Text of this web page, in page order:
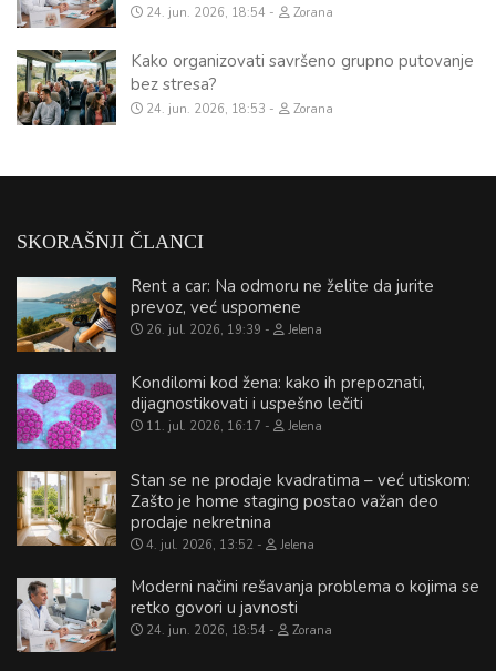
24. jun. 2026, 18:54 Zorana
Kako organizovati savršeno grupno putovanje
bez stresa?
24. jun. 2026, 18:53 Zorana
SKORAŠNJI ČLANCI
Rent a car: Na odmoru ne želite da jurite
prevoz, već uspomene
26. jul. 2026, 19:39 Jelena
Kondilomi kod žena: kako ih prepoznati,
dijagnostikovati i uspešno lečiti
11. jul. 2026, 16:17 Jelena
Stan se ne prodaje kvadratima – već utiskom:
Zašto je home staging postao važan deo
prodaje nekretnina
4. jul. 2026, 13:52 Jelena
Moderni načini rešavanja problema o kojima se
retko govori u javnosti
24. jun. 2026, 18:54 Zorana